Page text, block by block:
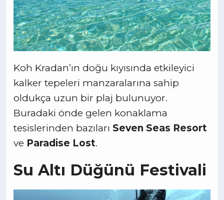
Koh Kradan’ın doğu kıyısında etkileyici
kalker tepeleri manzaralarına sahip
oldukça uzun bir plaj bulunuyor.
Buradaki önde gelen konaklama
tesislerinden bazıları Seven Seas Resort
ve Paradise Lost.
Su Altı Düğünü Festivali